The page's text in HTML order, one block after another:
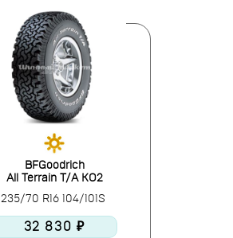
BFGoodrich
All Terrain T/A KO2
235/70 R16 104/101S
32 830 ₽